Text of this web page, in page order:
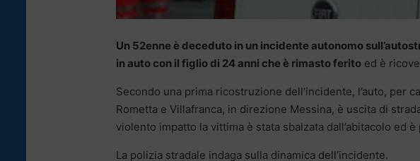
Un 52enne è deceduto in un incidente autonomo
in auto con il figlio di 24 anni che è rimasto ferito ed è
Secondo una prima ricostruzione dell’incidente, l’auto, per
Rometta e Villafranca, in direzione Messina, è uscita di
violento impatto la vittima è stata sbalzata dall’abitacolo ed
La polizia stradale indaga sulla dinamica dell’incidente.